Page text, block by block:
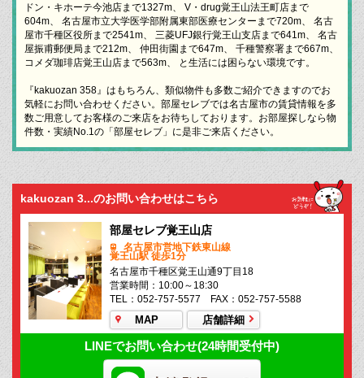
ドン・キホーテ今池店まで1327m、 V・drug覚王山法王町店まで
604m、 名古屋市立大学医学部附属東部医療センターまで720m、 名古
屋市千種区役所まで2541m、 三菱UFJ銀行覚王山支店まで641m、 名古
屋振甫郵便局まで212m、 仲田街園まで647m、 千種警察署まで667m、
コメダ珈琲店覚王山店まで563m、 と生活には困らない環境です。
『kakuozan 358』はもちろん、類似物件も多数ご紹介できますのでお
気軽にお問い合わせください。部屋セレブでは名古屋市の賃貸情報を多
数ご用意してお客様のご来店をお待ちしております。お部屋探しなら物
件数・実績No.1の「部屋セレブ」に是非ご来店ください。
kakuozan 3...のお問い合わせはこちら
部屋セレブ覚王山店
名古屋市営地下鉄東山線
覚王山駅 徒歩1分
名古屋市千種区覚王山通9丁目18
営業時間：10:00～18:30
TEL：052-757-5577 FAX：052-757-5588
MAP 店舗詳細
LINEでお問い合わせ(24時間受付中)